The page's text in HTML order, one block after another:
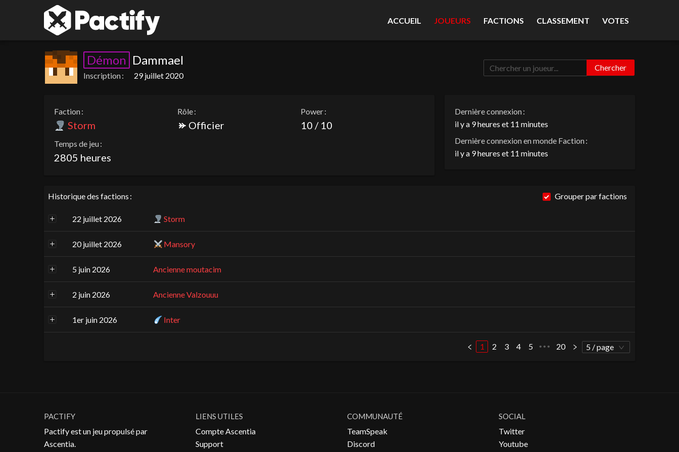
ACCUEIL JOUEURS FACTIONS CLASSEMENT VOTES
Chercher
Démon Dammael
Inscription : 29 juillet 2020
Faction :
Storm
Rôle :
Officier
Power :
10 / 10
Temps de jeu :
2805 heures
Dernière connexion :
il y a 9 heures et 11 minutes
Dernière connexion en monde Faction :
il y a 9 heures et 11 minutes
Historique des factions : Grouper par factions
22 juillet 2026 Storm
20 juillet 2026 Mansory
5 juin 2026 Ancienne moutacim
2 juin 2026 Ancienne Valzouuu
1er juin 2026 Inter
1 2 3 4 5 ••• 20 5 / page
PACTIFY
Pactify est un jeu propulsé par
Ascentia.
LIENS UTILES
Compte Ascentia
Support
COMMUNAUTÉ
TeamSpeak
Discord
SOCIAL
Twitter
Youtube